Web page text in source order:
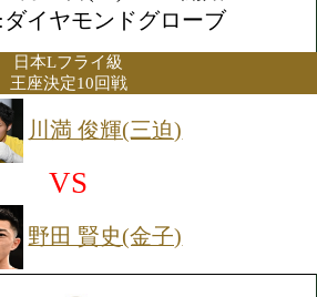
円/
TV放送予定
年12月13日(土) 27:15開始
名:ダイヤモンドグローブ
王座決定10回戦